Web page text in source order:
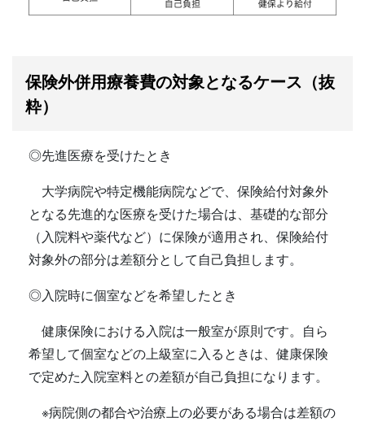
保険外併用療養費の対象となるケース（抜
粋）
◎先進医療を受けたとき
大学病院や特定機能病院などで、保険給付対象外
となる先進的な医療を受けた場合は、基礎的な部分
（入院料や薬代など）に保険が適用され、保険給付
対象外の部分は差額分として自己負担します。
◎入院時に個室などを希望したとき
健康保険における入院は一般室が原則です。自ら
希望して個室などの上級室に入るときは、健康保険
で定めた入院室料との差額が自己負担になります。
※病院側の都合や治療上の必要がある場合は差額の